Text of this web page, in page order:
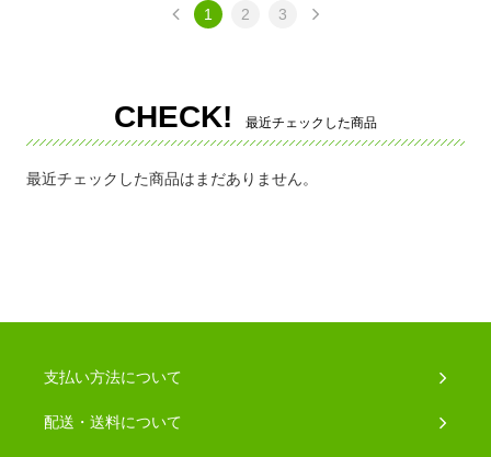
1 2 3
CHECK! 最近チェックした商品
最近チェックした商品はまだありません。
支払い方法について
配送・送料について